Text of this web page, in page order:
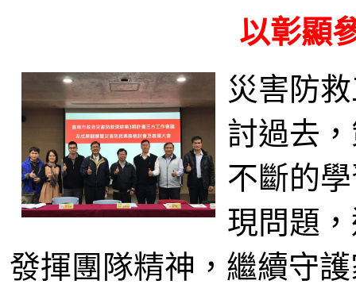
以彰顯
災害防
討過去
不斷的
現問題
發揮團隊精神，繼續守